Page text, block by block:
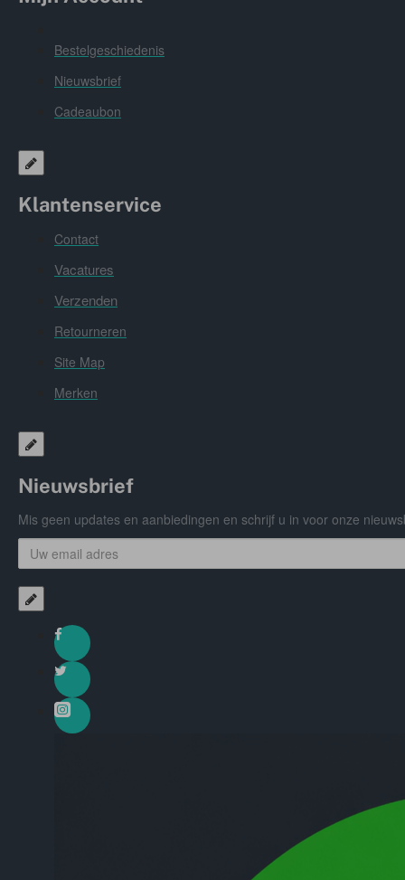
Bestelgeschiedenis
Nieuwsbrief
Cadeaubon
Klantenservice
Contact
Vacatures
Verzenden
Retourneren
Site Map
Merken
Nieuwsbrief
Mis geen updates en aanbiedingen en schrijf u in voor onze
Uw
email
adres